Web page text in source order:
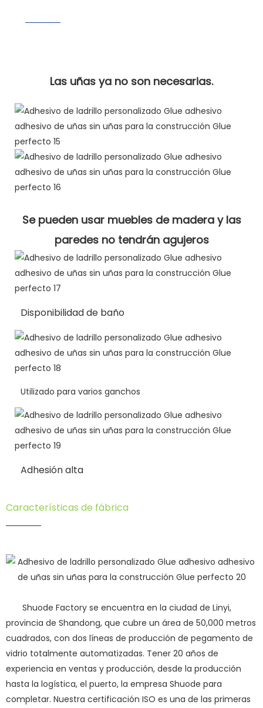
Las uñas ya no son necesarias.
Se pueden usar muebles de madera y las
paredes no tendrán agujeros
Disponibilidad de baño
Utilizado para varios ganchos
Adhesión alta
Características de fábrica
Shuode Factory se encuentra en la ciudad de Linyi,
provincia de Shandong, que cubre un área de 50,000 metros
cuadrados, con dos líneas de producción de pegamento de
vidrio totalmente automatizadas. Tener 20 años de
experiencia en ventas y producción, desde la producción
hasta la logística, el puerto, la empresa Shuode para
completar. Nuestra certificación ISO es una de las primeras